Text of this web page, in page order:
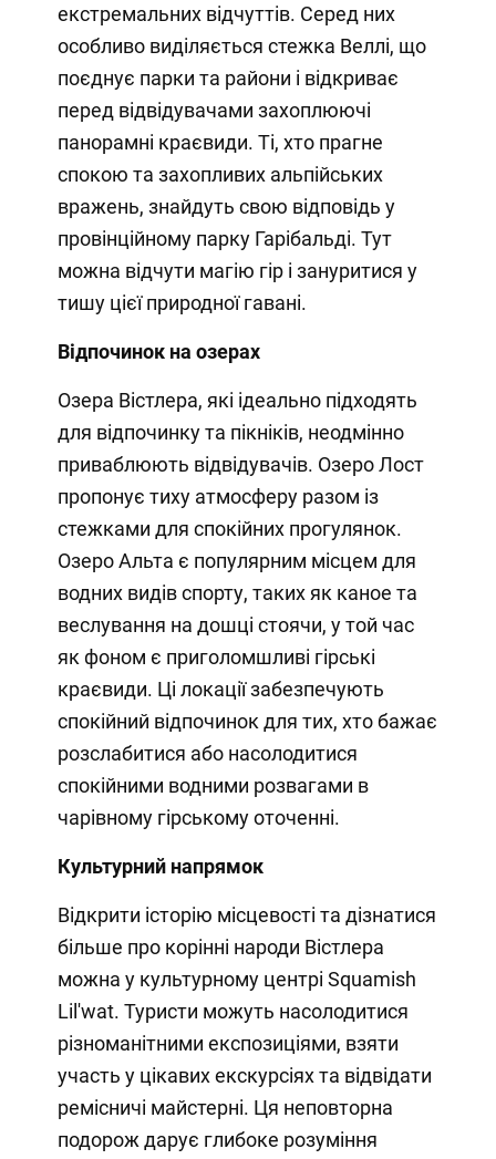
екстремальних відчуттів. Серед них
особливо виділяється стежка Веллі, що
поєднує парки та райони і відкриває
перед відвідувачами захоплюючі
панорамні краєвиди. Ті, хто прагне
спокою та захопливих альпійських
вражень, знайдуть свою відповідь у
провінційному парку Гарібальді. Тут
можна відчути магію гір і зануритися у
тишу цієї природної гавані.
Відпочинок на озерах
Озера Вістлера, які ідеально підходять
для відпочинку та пікніків, неодмінно
приваблюють відвідувачів. Озеро Лост
пропонує тиху атмосферу разом із
стежками для спокійних прогулянок.
Озеро Альта є популярним місцем для
водних видів спорту, таких як каное та
веслування на дошці стоячи, у той час
як фоном є приголомшливі гірські
краєвиди. Ці локації забезпечують
спокійний відпочинок для тих, хто бажає
розслабитися або насолодитися
спокійними водними розвагами в
чарівному гірському оточенні.
Культурний напрямок
Відкрити історію місцевості та дізнатися
більше про корінні народи Вістлера
можна у культурному центрі Squamish
Lil'wat. Туристи можуть насолодитися
різноманітними експозиціями, взяти
участь у цікавих екскурсіях та відвідати
ремісничі майстерні. Ця неповторна
подорож дарує глибоке розуміння